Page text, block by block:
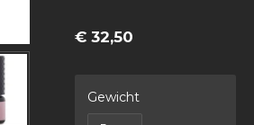
€ 32,50
Gewicht